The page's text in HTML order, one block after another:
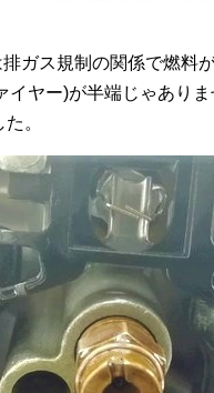
ガス規制の関係で燃料
イヤー)が半端じゃあり
。